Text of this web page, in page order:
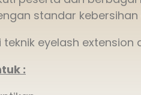
standar
eyelash
: